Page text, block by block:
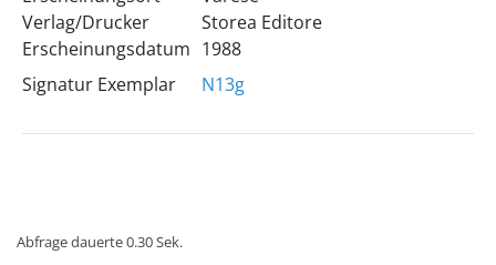
Verlag/Drucker
Erscheinungsdatum
Storea Editore
1988
Signatur Exemplar
N13g
Abfrage dauerte 0.30 Sek.